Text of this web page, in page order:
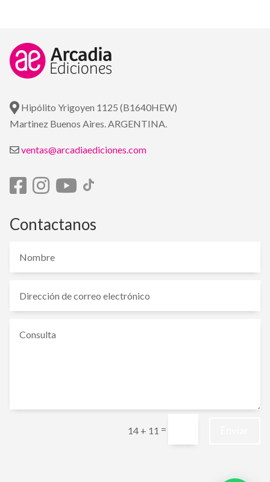
Hipólito Yrigoyen 1125 (B1640HEW)
Martinez Buenos Aires. ARGENTINA.
ventas@arcadiaediciones.com
Contactanos
14 + 11 =